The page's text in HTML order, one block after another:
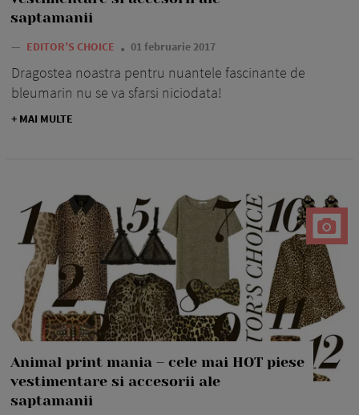
saptamanii
— EDITOR’S CHOICE 01 februarie 2017
Dragostea noastra pentru nuantele fascinante de
bleumarin nu se va sfarsi niciodata!
+ MAI MULTE
Animal print mania – cele mai HOT piese
vestimentare si accesorii ale
saptamanii